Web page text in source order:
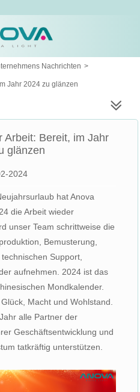
Nachrichten >
Jahr 2024 zu glänzen
Arbeit: Bereit, im Jahr
glänzen
2024
hat Anova
die Arbeit wieder
unser Team schrittweise die
Bemusterung,
Support,
aufnehmen. 2024 ist das
Mondkalender.
Macht und Wohlstand.
alle Partner der
Geschäftsentwicklung und
tatkräftig unterstützen.